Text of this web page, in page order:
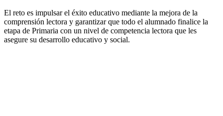
El reto es impulsar el éxito educativo mediante la mejora de la
comprensión lectora y garantizar que todo el alumnado finalice la
etapa de Primaria con un nivel de competencia lectora que les
asegure su desarrollo educativo y social.